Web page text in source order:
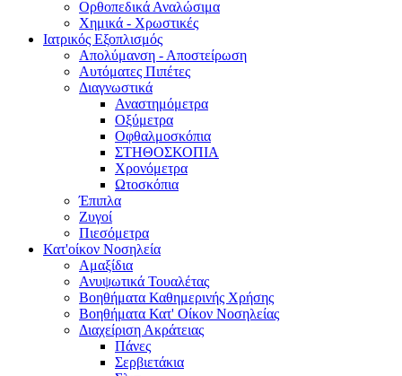
Ορθοπεδικά Αναλώσιμα
Χημικά - Χρωστικές
Ιατρικός Εξοπλισμός
Απολύμανση - Αποστείρωση
Αυτόματες Πιπέτες
Διαγνωστικά
Αναστημόμετρα
Οξύμετρα
Οφθαλμοσκόπια
ΣΤΗΘΟΣΚΟΠΙΑ
Χρονόμετρα
Ωτοσκόπια
Έπιπλα
Ζυγοί
Πιεσόμετρα
Κατ'οίκον Νοσηλεία
Αμαξίδια
Ανυψωτικά Τουαλέτας
Βοηθήματα Καθημερινής Χρήσης
Βοηθήματα Κατ' Οίκον Νοσηλείας
Διαχείριση Ακράτειας
Πάνες
Σερβιετάκια